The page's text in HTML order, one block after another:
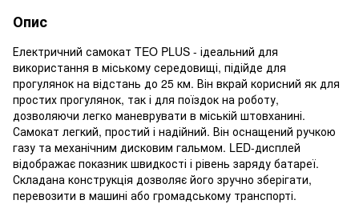
Опис
Електричний самокат TEO PLUS - ідеальний для
використання в міському середовищі, підійде для
прогулянок на відстань до 25 км. Він вкрай корисний як для
простих прогулянок, так і для поїздок на роботу,
дозволяючи легко маневрувати в міській штовханині.
Самокат легкий, простий і надійний. Він оснащений ручкою
газу та механічним дисковим гальмом. LED-дисплей
відображає показник швидкості і рівень заряду батареї.
Складана конструкція дозволяє його зручно зберігати,
перевозити в машині або громадському транспорті.